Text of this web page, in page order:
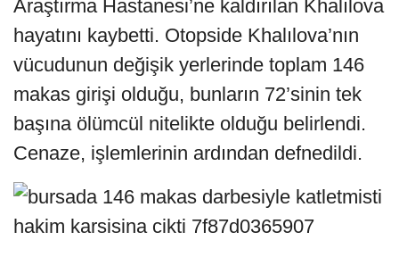
Araştırma Hastanesi’ne kaldırılan Khalılova
hayatını kaybetti. Otopside Khalılova’nın
vücudunun değişik yerlerinde toplam 146
makas girişi olduğu, bunların 72’sinin tek
başına ölümcül nitelikte olduğu belirlendi.
Cenaze, işlemlerinin ardından defnedildi.